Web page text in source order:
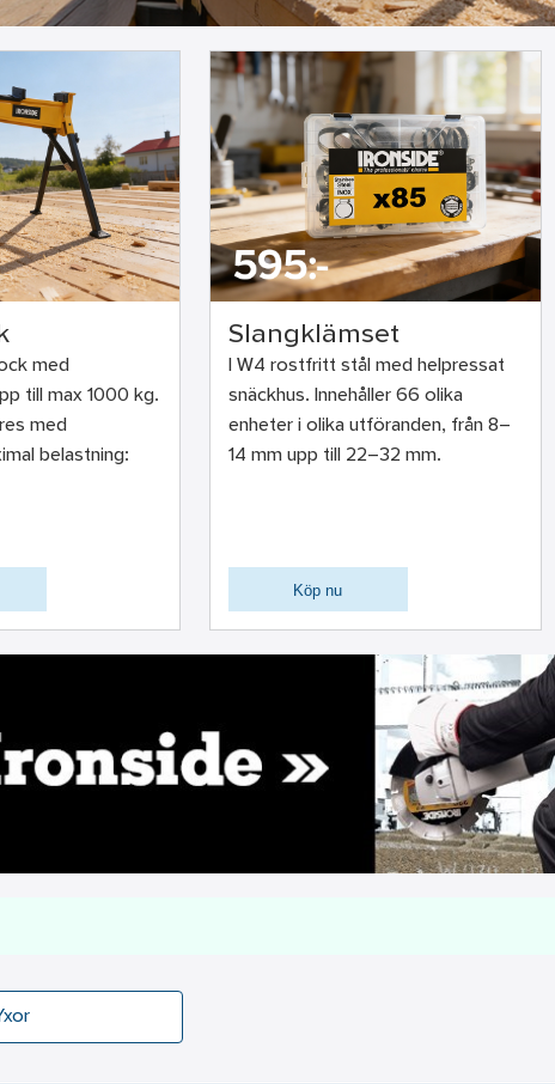
med
till max 1000 kg.
med
belastning:
Slangklämset
I W4 rostfritt stål med helpressat
snäckhus. Innehåller 66 olika
enheter i olika utföranden, från 8–
14 mm upp till 22–32 mm.
Köp nu